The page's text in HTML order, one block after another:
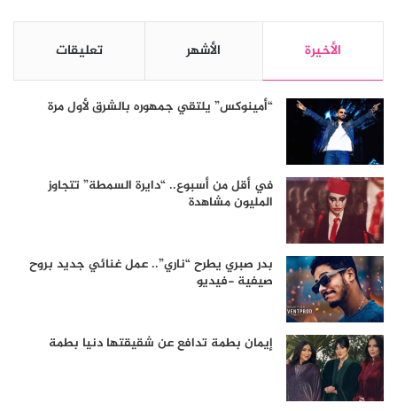
الأخيرة الأشهر تعليقات
“أمينوكس” يلتقي جمهوره بالشرق لأول مرة
في أقل من أسبوع.. “دايرة السمطة” تتجاوز
المليون مشاهدة
بدر صبري يطرح “ناري”.. عمل غنائي جديد بروح
صيفية -فيديو
إيمان بطمة تدافع عن شقيقتها دنيا بطمة